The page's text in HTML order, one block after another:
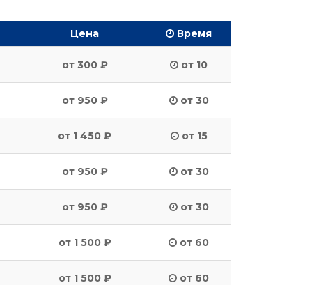
Цена Время
от 300 ₽ от 10
от 950 ₽ от 30
от 1 450 ₽ от 15
от 950 ₽ от 30
от 950 ₽ от 30
от 1 500 ₽ от 60
от 1 500 ₽ от 60